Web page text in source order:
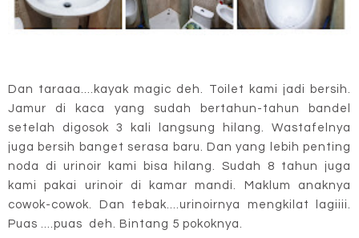
Dan taraaa....kayak magic deh. Toilet kami jadi bersih.
Jamur di kaca yang sudah bertahun-tahun bandel
setelah digosok 3 kali langsung hilang. Wastafelnya
juga bersih banget serasa baru. Dan yang lebih penting
noda di urinoir kami bisa hilang. Sudah 8 tahun juga
kami pakai urinoir di kamar mandi. Maklum anaknya
cowok-cowok. Dan tebak....urinoirnya mengkilat lagiiii.
Puas ....puas deh. Bintang 5 pokoknya.